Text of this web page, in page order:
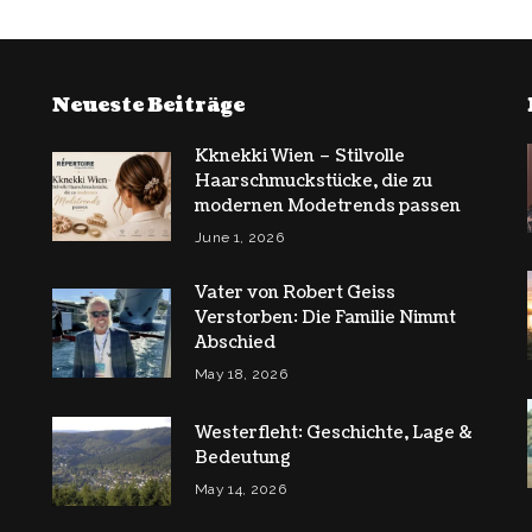
Neueste Beiträge
Kknekki Wien – Stilvolle
Haarschmuckstücke, die zu
modernen Modetrends passen
June 1, 2026
Vater von Robert Geiss
Verstorben: Die Familie Nimmt
Abschied
May 18, 2026
Westerfleht: Geschichte, Lage &
Bedeutung
May 14, 2026